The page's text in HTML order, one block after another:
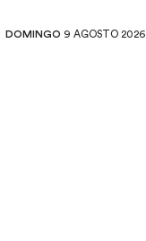
DOMINGO 9 AGOSTO 2026